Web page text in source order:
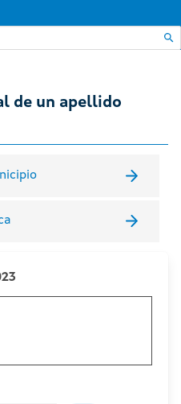
de un apellido